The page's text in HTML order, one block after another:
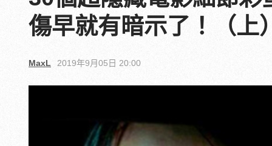
傷早就有暗示了！（上
MaxL 2019年9月05日 20:00